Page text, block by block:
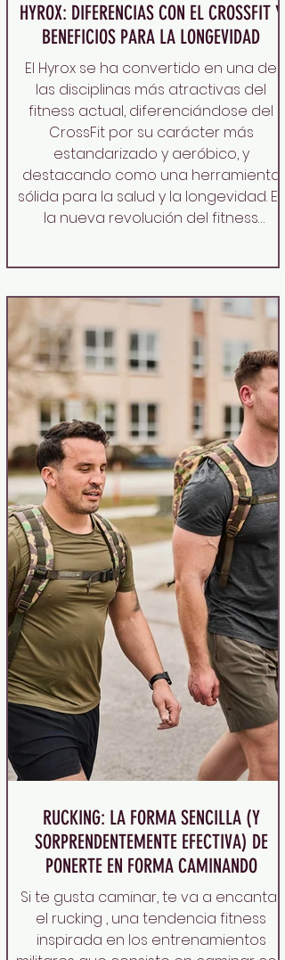
HYROX: DIFERENCIAS CON EL CROSSFIT Y
BENEFICIOS PARA LA LONGEVIDAD
El Hyrox se ha convertido en una de
las disciplinas más atractivas del
fitness actual, diferenciándose del
CrossFit por su carácter más
estandarizado y aeróbico, y
destacando como una herramienta
sólida para la salud y la longevidad. Es
la nueva revolución del fitness
con 8 workouts funcionales, entre los
que destacan el empuje de trineo, los
burpees con salto, las zancadas con
saco de are
RUCKING: LA FORMA SENCILLA (Y
SORPRENDENTEMENTE EFECTIVA) DE
PONERTE EN FORMA CAMINANDO
Si te gusta caminar, te va a encantar
el rucking , una tendencia fitness
inspirada en los entrenamientos